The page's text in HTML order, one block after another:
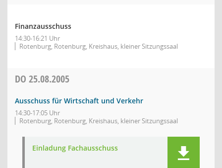
Finanzausschuss
14:30-16:21 Uhr
Rotenburg, Rotenburg, Kreishaus, kleiner Sitzungssaal
DO 25.08.2005
Ausschuss für Wirtschaft und Verkehr
14:30-17:05 Uhr
Rotenburg, Rotenburg, Kreishaus, kleiner Sitzungssaal
Einladung Fachausschuss